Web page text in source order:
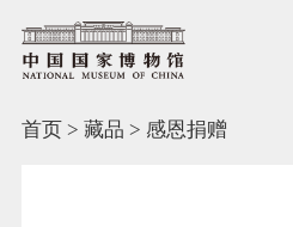
首页> 藏品 > 感恩捐赠